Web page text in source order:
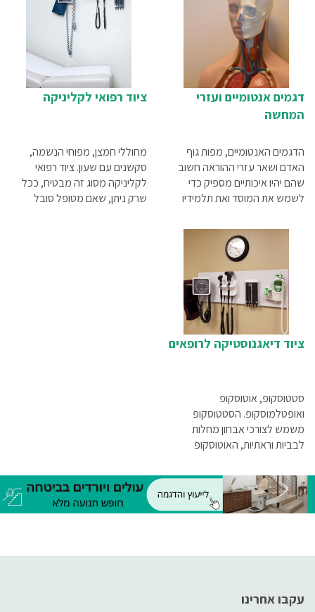
דגמים אנטומיים ועזרי
המחשה
הדגמים האנטומיים, מפות גוף
האדם ושאר עזרי ההוראה חשוב
שהם יהיו איכותיים מספיק כדי
לשמש את המוסד ואת תלמידיו
ציוד רפואי לקליניקה
מחוללי חמצן, מפוחי הנשמה,
סקשנים עם שעון. ציוד רפואי
לקליניקה מסוג זה מבטיח, ככל
שרק ניתן, שאם מטופל סובל
ציוד דיאגנוסטיקה לרופאים
סטטוסקופ, אוטוסקופ
ואופטלמוסקופ. הסטטוסקופ
משמש לצורכי אבחון מחלות
לבביות וראתיות, האוטוסקופ
לבדיקת קרקעית העין, ולכן אין
ספק שהם חייבים להיות איכותיים
ביותר.
עקבו אחרינו